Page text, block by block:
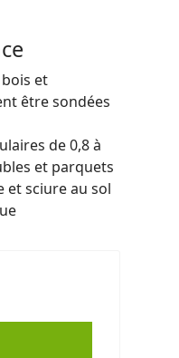
et
être sondées
de 0,8 à
et parquets
et sciure au sol